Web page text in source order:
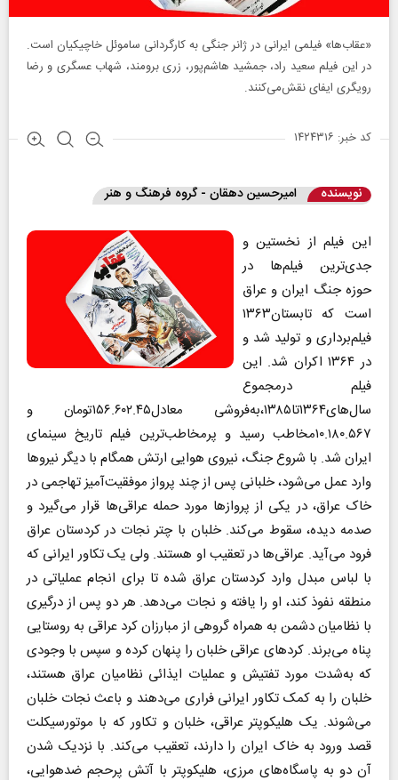
«عقاب‌ها» فیلمی ایرانی در ژانر جنگی به کارگردانی ساموئل خاچیکیان است.
در این فیلم سعید راد، جمشید هاشم‌پور، زری برومند، شهاب عسگری و رضا
رویگری ایفای نقش‌می‌کنند.
کد خبر: ۱۴۲۴۳۱۶
نویسنده امیرحسین دهقان - گروه فرهنگ و هنر
این فیلم از نخستین و
جدی‌ترین فیلم‌ها در
حوزه جنگ ایران و عراق
است که تابستان۱۳۶۳
فیلم‌برداری و تولید شد و
در ۱۳۶۴ اکران شد. این
فیلم درمجموع
سال‌های۱۳۶۴تا۱۳۸۵،به‌فروشی معادل۱۵۶.۶۰۲.۴۵تومان و
۱۰.۱۸۰.۵۶۷مخاطب رسید و پرمخاطب‌ترین فیلم تاریخ سینمای
ایران شد. با شروع جنگ، نیروی هوایی ارتش همگام با دیگر نیروها
وارد عمل می‌شود، خلبانی پس از چند پرواز موفقیت‌آمیز تهاجمی در
خاک عراق، در یکی از پروازها مورد حمله عراقی‌ها قرار می‌گیرد و
صدمه دیده، سقوط می‌کند. خلبان با چتر نجات در کردستان عراق
فرود می‌آید. عراقی‌ها در تعقیب او هستند. ولی یک تکاور ایرانی که
با لباس مبدل وارد کردستان عراق شده تا برای انجام عملیاتی در
منطقه نفوذ کند، او را یافته و نجات می‌دهد. هر دو پس از درگیری
با نظامیان دشمن به همراه گروهی از مبارزان کرد عراقی به روستایی
پناه می‌برند. کردهای عراقی خلبان را پنهان کرده و سپس با وجودی
که به‌شدت مورد تفتیش و عملیات ایذائی نظامیان عراق هستند،
خلبان را به کمک تکاور ایرانی فراری می‌دهند و باعث نجات خلبان
می‌شوند. یک هلیکوپتر عراقی، خلبان و تکاور که با موتورسیکلت
قصد ورود به خاک ایران را دارند، تعقیب می‌‌کند. با نزدیک شدن
آن دو به پاسگاه‌های مرزی، هلیکوپتر با آتش پرحجم ضدهوایی،